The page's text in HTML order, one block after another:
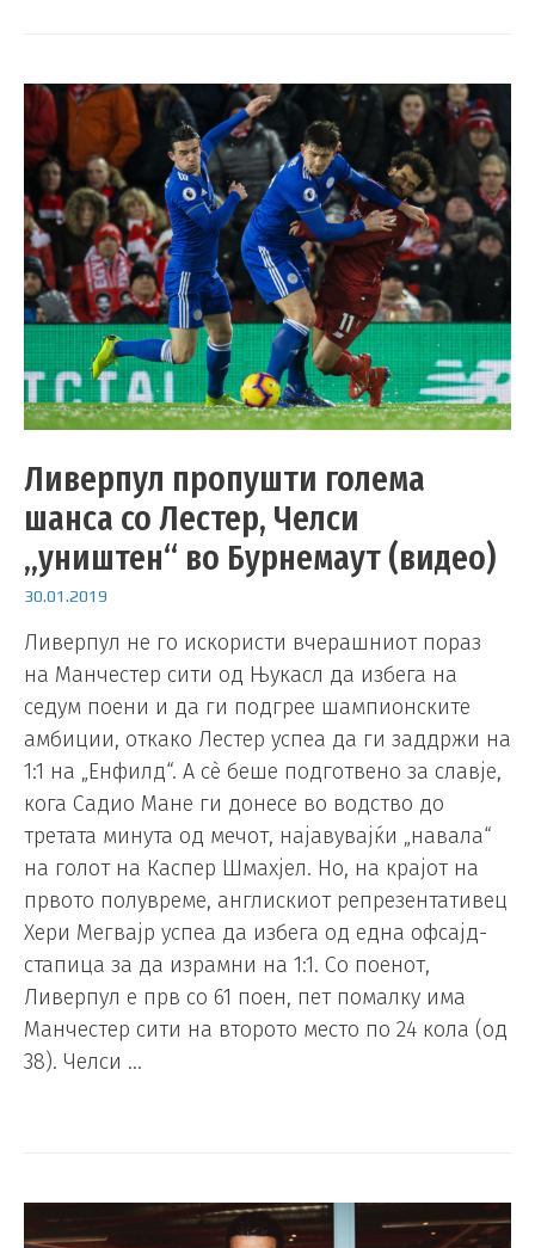
Ливерпул пропушти голема
шанса со Лестер, Челси
„уништен“ во Бурнемаут (видео)
30.01.2019
Ливерпул не го искористи вчерашниот пораз
на Манчестер сити од Њукасл да избега на
седум поени и да ги подгрее шампионските
амбиции, откако Лестер успеа да ги заддржи на
1:1 на „Енфилд“. А сѐ беше подготвено за славје,
кога Садио Мане ги донесе во водство до
третата минута од мечот, најавувајќи „навала“
на голот на Каспер Шмахјел. Но, на крајот на
првото полувреме, англискиот репрезентативец
Хери Мегвајр успеа да избега од една офсајд-
стапица за да израмни на 1:1. Со поенот,
Ливерпул е прв со 61 поен, пет помалку има
Манчестер сити на второто место по 24 кола (од
38). Челси …